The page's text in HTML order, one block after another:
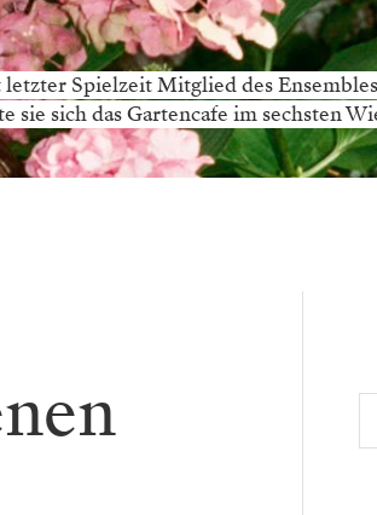
Spielzeit Mitglied des
sie sich das Gartencafe im sechsten